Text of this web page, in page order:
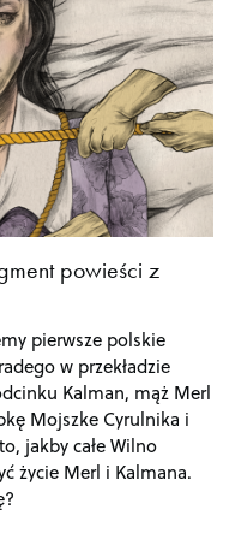
powieści z
pierwsze polskie
w przekładzie
Kalman, mąż Merl
Mojszke Cyrulnika i
jakby całe Wilno
życie Merl i Kalmana.